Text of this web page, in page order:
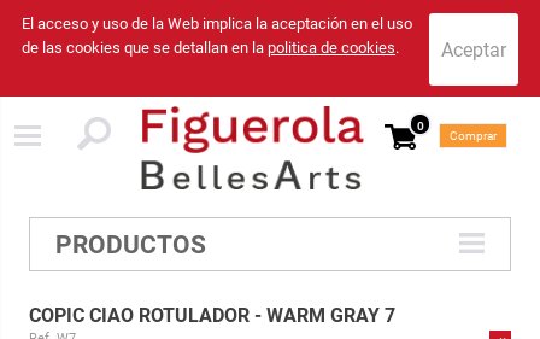
El acceso y uso de la Web implica la aceptación en el uso
de las cookies que se detallan en la politica de cookies.
0
Comprar
PRODUCTOS
COPIC CIAO ROTULADOR - WARM GRAY 7